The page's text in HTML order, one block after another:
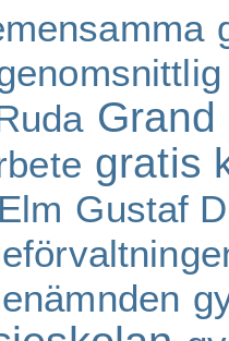
gratis
Gustaf